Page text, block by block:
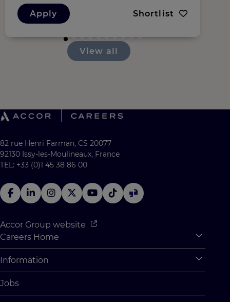
Apply Shortlist
View all
82 rue Henri Farman, CS 20077
92130 Issy-les-Moulineaux, France
TEL: +33 (0)1 45 38 86 00
Accor Group website
Careers Home
Why Join Accor
Student Opportunities
Information
Cookie Settings
Jobs